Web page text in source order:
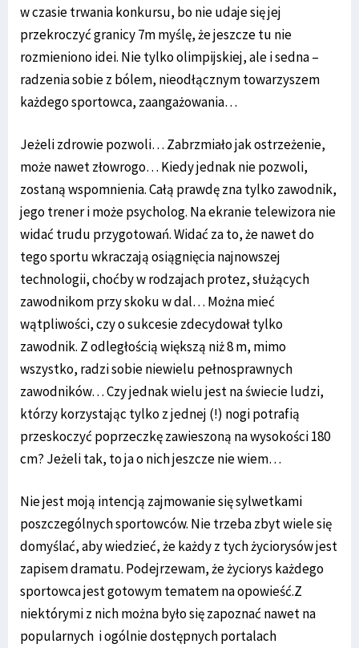
w czasie trwania konkursu, bo nie udaje się jej
przekroczyć granicy 7m myślę, że jeszcze tu nie
rozmieniono idei. Nie tylko olimpijskiej, ale i sedna –
radzenia sobie z bólem, nieodłącznym towarzyszem
każdego sportowca, zaangażowania…
Jeżeli zdrowie pozwoli… Zabrzmiało jak ostrzeżenie,
może nawet złowrogo… Kiedy jednak nie pozwoli,
zostaną wspomnienia. Całą prawdę zna tylko zawodnik,
jego trener i może psycholog. Na ekranie telewizora nie
widać trudu przygotowań. Widać za to, że nawet do
tego sportu wkraczają osiągnięcia najnowszej
technologii, choćby w rodzajach protez, służących
zawodnikom przy skoku w dal… Można mieć
wątpliwości, czy o sukcesie zdecydował tylko
zawodnik. Z odległością większą niż 8 m, mimo
wszystko, radzi sobie niewielu pełnosprawnych
zawodników… Czy jednak wielu jest na świecie ludzi,
którzy korzystając tylko z jednej (!) nogi potrafią
przeskoczyć poprzeczkę zawieszoną na wysokości 180
cm? Jeżeli tak, to ja o nich jeszcze nie wiem…
Nie jest moją intencją zajmowanie się sylwetkami
poszczególnych sportowców. Nie trzeba zbyt wiele się
domyślać, aby wiedzieć, że każdy z tych życiorysów jest
zapisem dramatu. Podejrzewam, że życiorys każdego
sportowca jest gotowym tematem na opowieść.Z
niektórymi z nich można było się zapoznać nawet na
popularnych i ogólnie dostępnych portalach